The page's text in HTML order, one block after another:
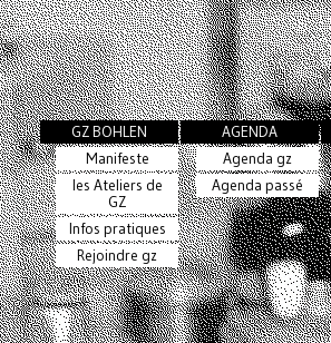
GZ BOHLEN
Manifeste
les Ateliers de
GZ
Infos pratiques
Rejoindre gz
AGENDA
Agenda gz
Agenda passé